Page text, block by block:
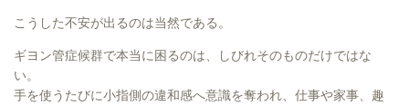
こうした不安が出るのは当然である。
ギヨン管症候群で本当に困るのは、しびれそのものだけではな
い。
手を使うたびに小指側の違和感へ意識を奪われ、仕事や家事、趣